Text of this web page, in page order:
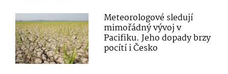
Meteorologové sledují
mimořádný vývoj v
Pacifiku. Jeho dopady brzy
pocítí i Česko